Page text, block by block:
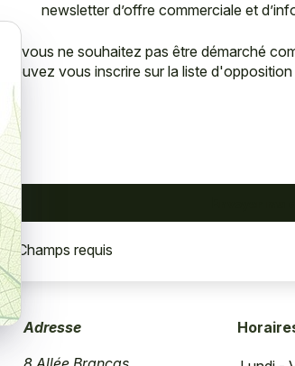
newsletter d’offre commerciale et
Si vous ne souhaitez pas être démarché
pouvez vous inscrire sur la liste
*Champs requis
Adresse